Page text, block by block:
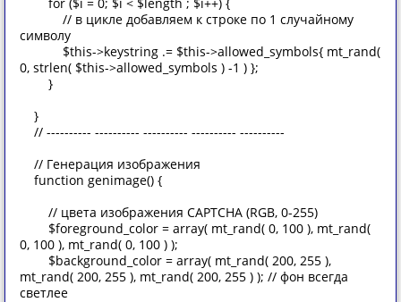
// в цикле добавляем к строке по 1 случайному
символу
$this->keystring .= $this->allowed_symbols{ mt_rand(
0, strlen( $this->allowed_symbols ) -1 ) };
}
}
// ---------- ---------- ---------- ---------- ----------
// Генерация изображения
function genimage() {
// цвета изображения CAPTCHA (RGB, 0-255)
$foreground_color = array( mt_rand( 0, 100 ), mt_rand(
0, 100 ), mt_rand( 0, 100 ) );
$background_color = array( mt_rand( 200, 255 ),
mt_rand( 200, 255 ), mt_rand( 200, 255 ) ); // фон всегда
светлее